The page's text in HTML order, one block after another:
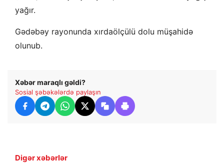
yağır.
Gədəbəy rayonunda xırdaölçülü dolu müşahidə
olunub.
Xəbər maraqlı gəldi?
Sosial şəbəkələrdə paylaşın
Digər xəbərlər